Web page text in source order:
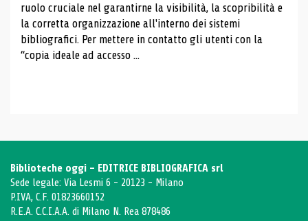
ruolo cruciale nel garantirne la visibilità, la scopribilità e
la corretta organizzazione all'interno dei sistemi
bibliografici. Per mettere in contatto gli utenti con la
“copia ideale ad accesso ...
Biblioteche oggi - EDITRICE BIBLIOGRAFICA srl
Sede legale: Via Lesmi 6 - 20123 - Milano
P.IVA, C.F. 01823660152
R.E.A. C.C.I.A.A. di Milano N. Rea 878486